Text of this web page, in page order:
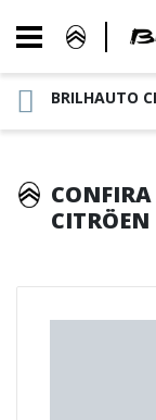
BRILHAUTO
CITRÖEN